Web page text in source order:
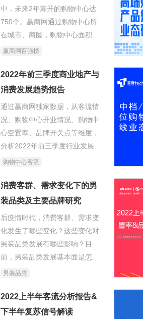
中，未来2年筹开的购物中心达
750个。赢商网通过购物中心所
在城市、商圈，购物中心面积、
运营团队实力、进驻品牌、人气
《2022年度品牌商关注筹开业购
物中心TOP100》。
赢商网百强榜
2022年前三季度商业地产与
消费发展趋势报告
通过赢商网独家数据，从客流情
况、购物中心开业情况、购物中
心空置率、品牌开关点等维度，
分析2022年前三季度行业发展趋
势。
购物中心客流
消费客群、需求变化下的男
装品类及主要品牌研究
后疫情时代，消费客群、需求变
化发生了哪些变化？这些变化对
男装品类发展有哪些影响？目
前，男装品类发展基本面是怎样
的？头部品牌未来的发展策略如
男装品类
2022上半年客流分析报告&
下半年复苏信号解读